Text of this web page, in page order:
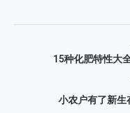
15种化肥特性大
小农户有了新生